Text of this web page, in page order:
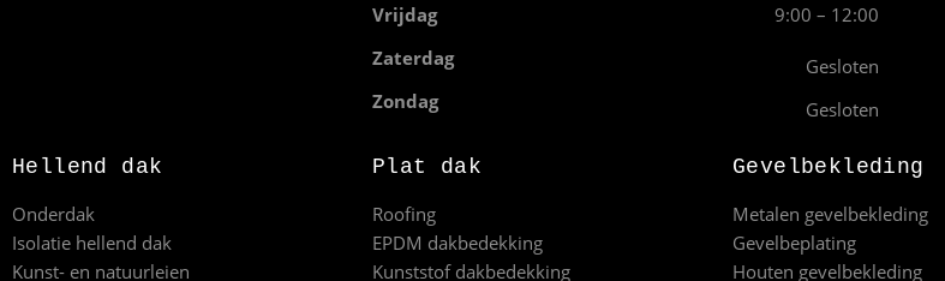
Vrijdag
9:00 – 12:00
Zaterdag
Gesloten
Zondag
Gesloten
Hellend dak
Onderdak
Isolatie hellend dak
Kunst- en natuurleien
Plat dak
Roofing
EPDM dakbedekking
Kunststof dakbedekking
Gevelbekleding
Metalen gevelbekleding
Gevelbeplating
Houten gevelbekleding